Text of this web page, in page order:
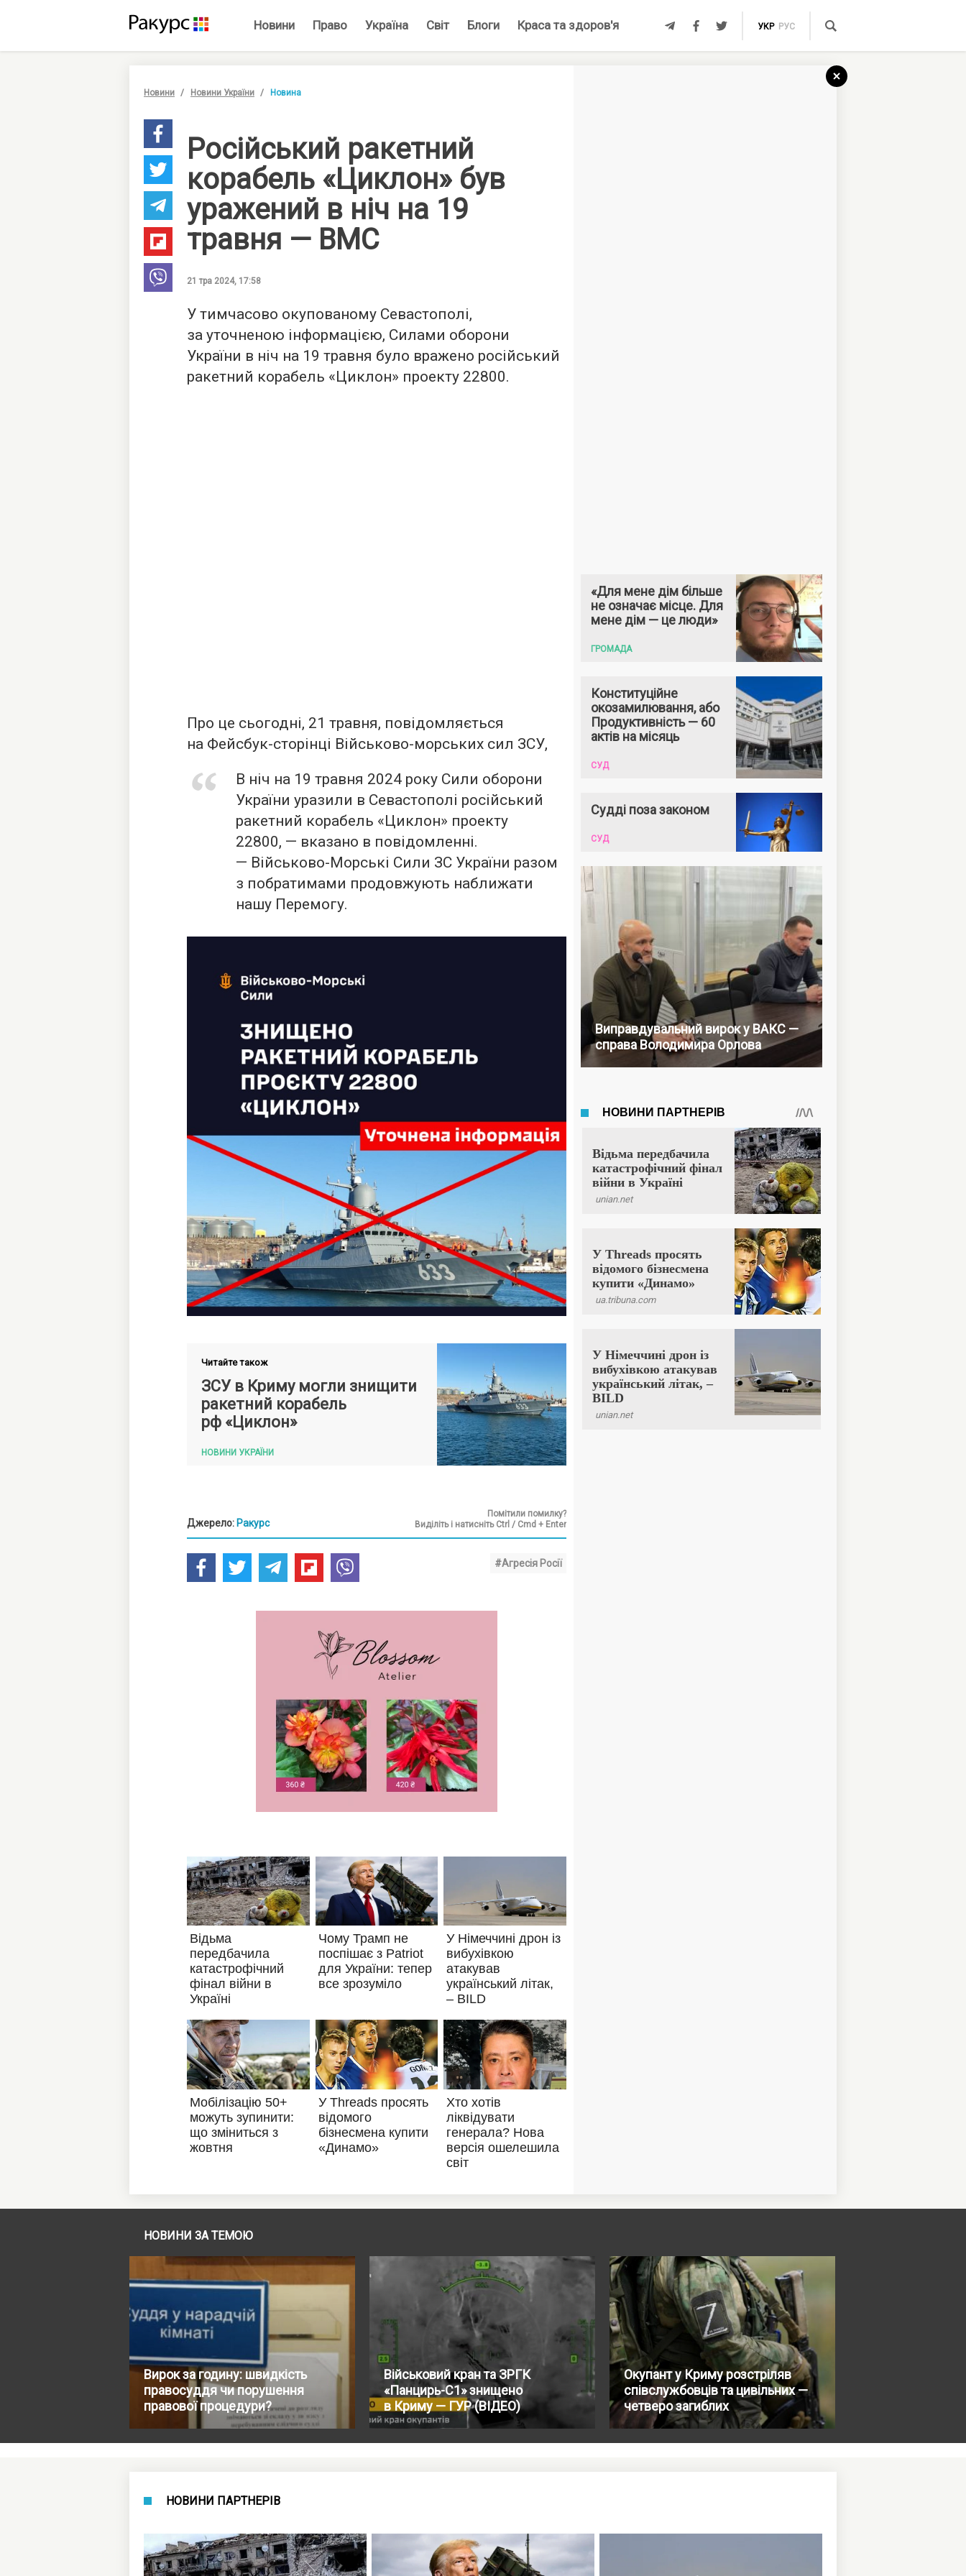
Новини Право Україна Світ Блоги Краса та здоров'я УКР РУС
Новини Новини України Новина
Російський ракетний
корабель «Циклон» був
уражений в ніч на 19
травня — ВМС
21 тра 2024, 17:58
У тимчасово окупованому Севастополі,
за уточненою інформацією, Силами оборони
України в ніч на 19 травня було вражено російський
ракетний корабель «Циклон» проекту 22800.
Про це сьогодні, 21 травня, повідомляється
на Фейсбук-сторінці Військово-морських сил ЗСУ,
В ніч на 19 травня 2024 року Сили оборони
України уразили в Севастополі російський
ракетний корабель «Циклон» проекту
22800, — вказано в повідомленні.
— Військово-Морські Сили ЗС України разом
з побратимами продовжують наближати
нашу Перемогу.
Читайте також
ЗСУ в Криму могли знищити
ракетний корабель
рф «Циклон»
НОВИНИ УКРАЇНИ
Джерело: Ракурс
Помітили помилку?
Виділіть і натисніть Ctrl / Cmd + Enter
#Агресія Росії
«Для мене дім більше
не означає місце. Для
мене дім — це люди»
ГРОМАДА
Конституційне
окозамилювання, або
Продуктивність — 60
актів на місяць
СУД
Судді поза законом
СУД
Виправдувальний вирок у ВАКС —
справа Володимира Орлова
НОВИНИ ЗА ТЕМОЮ
Вирок за годину: швидкість
правосуддя чи порушення
правової процедури?
Військовий кран та ЗРГК
«Панцирь-С1» знищено
в Криму — ГУР (ВІДЕО)
Окупант у Криму розстріляв
співслужбовців та цивільних —
четверо загиблих
НОВИНИ ПАРТНЕРІВ